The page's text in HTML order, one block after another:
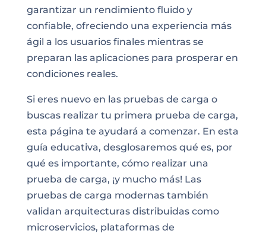
garantizar un rendimiento fluido y
confiable, ofreciendo una experiencia más
ágil a los usuarios finales mientras se
preparan las aplicaciones para prosperar en
condiciones reales.
Si eres nuevo en las pruebas de carga o
buscas realizar tu primera prueba de carga,
esta página te ayudará a comenzar. En esta
guía educativa, desglosaremos qué es, por
qué es importante, cómo realizar una
prueba de carga, ¡y mucho más! Las
pruebas de carga modernas también
validan arquitecturas distribuidas como
microservicios, plataformas de